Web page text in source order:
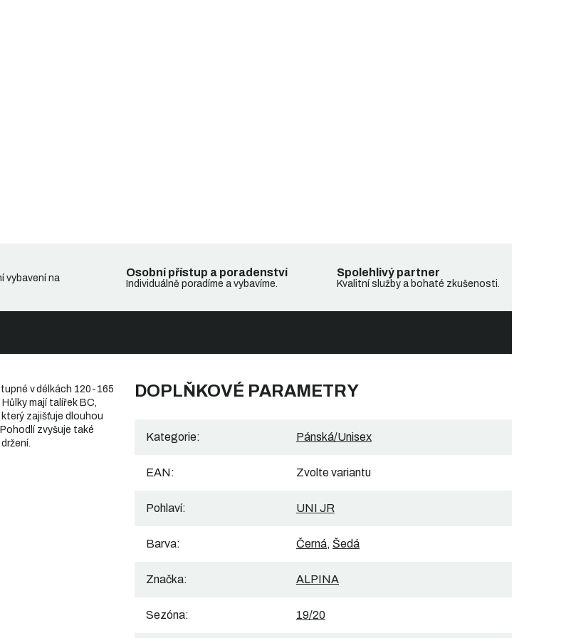
vybavení na
Osobní přístup a poradenství
Individuálně poradíme a vybavíme.
Spolehlivý partner
Kvalitní služby a bohaté zkušenosti.
v délkách 120-165
mají talířek BC,
zajišťuje dlouhou
zvyšuje také
DOPLŇKOVÉ PARAMETRY
Kategorie: Pánská/Unisex
EAN: Zvolte variantu
Pohlaví: UNI JR
Barva: Černá, Šedá
Značka: ALPINA
Sezóna: 19/20